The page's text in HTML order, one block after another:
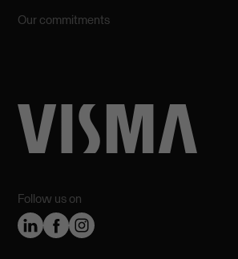
Follow us on
Our commitments